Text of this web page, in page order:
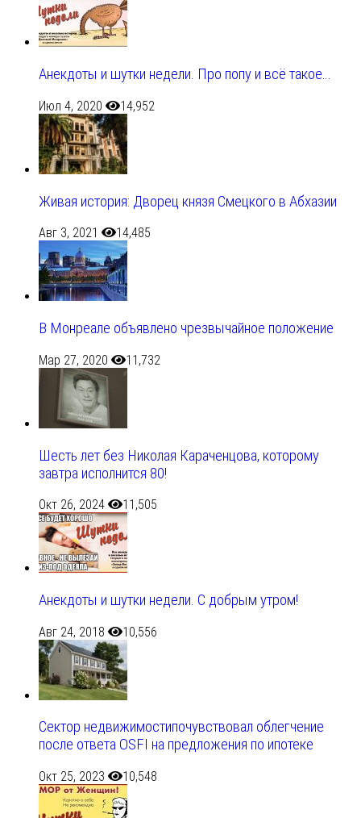
Анекдоты и шутки недели. Про попу и всё такое…
Июл 4, 2020 14,952
Живая история: Дворец князя Смецкого в Абхазии
Авг 3, 2021 14,485
В Монреале объявлено чрезвычайное положение
Мар 27, 2020 11,732
Шесть лет без Николая Караченцова, которому
завтра исполнится 80!
Окт 26, 2024 11,505
Анекдоты и шутки недели. С добрым утром!
Авг 24, 2018 10,556
Сектор недвижимостипочувствовал облегчение
после ответа OSFI на предложения по ипотеке
Окт 25, 2023 10,548